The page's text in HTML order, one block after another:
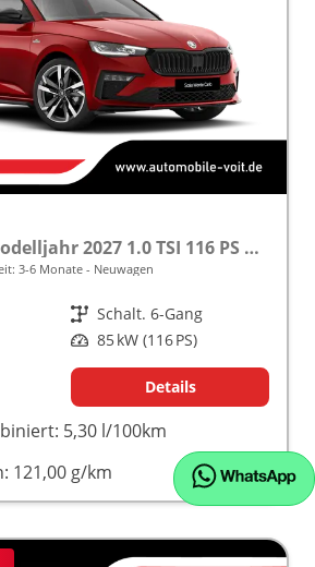
Monte Carlo Modelljahr 2027 1.0 TSI 116 PS Panoramadach 17"Alu frei konfigurierbar!
3-6 Monate Neuwagen
Getriebe Schalt. 6-Gang
Leistung 85 kW (116 PS)
Details
5,30 l/100km
121,00 g/km